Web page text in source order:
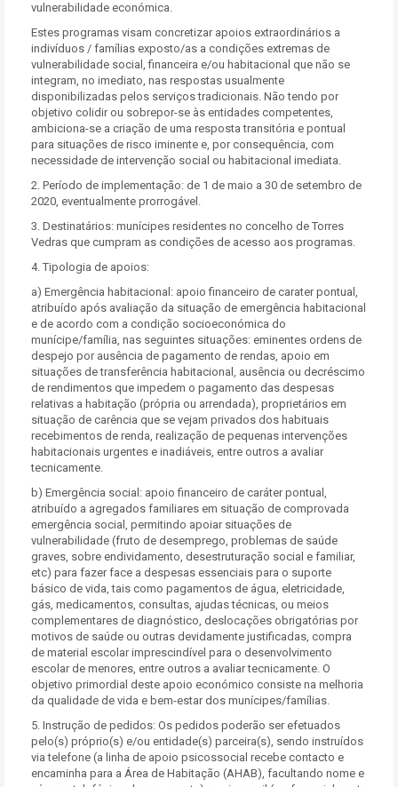
vulnerabilidade económica.
Estes programas visam concretizar apoios extraordinários a
indivíduos / famílias exposto/as a condições extremas de
vulnerabilidade social, financeira e/ou habitacional que não se
integram, no imediato, nas respostas usualmente
disponibilizadas pelos serviços tradicionais. Não tendo por
objetivo colidir ou sobrepor-se às entidades competentes,
ambiciona-se a criação de uma resposta transitória e pontual
para situações de risco iminente e, por consequência, com
necessidade de intervenção social ou habitacional imediata.
2. Período de implementação: de 1 de maio a 30 de setembro de
2020, eventualmente prorrogável.
3. Destinatários: munícipes residentes no concelho de Torres
Vedras que cumpram as condições de acesso aos programas.
4. Tipologia de apoios:
a) Emergência habitacional: apoio financeiro de carater pontual,
atribuído após avaliação da situação de emergência habitacional
e de acordo com a condição socioeconómica do
munícipe/família, nas seguintes situações: eminentes ordens de
despejo por ausência de pagamento de rendas, apoio em
situações de transferência habitacional, ausência ou decréscimo
de rendimentos que impedem o pagamento das despesas
relativas a habitação (própria ou arrendada), proprietários em
situação de carência que se vejam privados dos habituais
recebimentos de renda, realização de pequenas intervenções
habitacionais urgentes e inadiáveis, entre outros a avaliar
tecnicamente.
b) Emergência social: apoio financeiro de caráter pontual,
atribuído a agregados familiares em situação de comprovada
emergência social, permitindo apoiar situações de
vulnerabilidade (fruto de desemprego, problemas de saúde
graves, sobre endividamento, desestruturação social e familiar,
etc) para fazer face a despesas essenciais para o suporte
básico de vida, tais como pagamentos de água, eletricidade,
gás, medicamentos, consultas, ajudas técnicas, ou meios
complementares de diagnóstico, deslocações obrigatórias por
motivos de saúde ou outras devidamente justificadas, compra
de material escolar imprescindível para o desenvolvimento
escolar de menores, entre outros a avaliar tecnicamente. O
objetivo primordial deste apoio económico consiste na melhoria
da qualidade de vida e bem-estar dos munícipes/famílias.
5. Instrução de pedidos: Os pedidos poderão ser efetuados
pelo(s) próprio(s) e/ou entidade(s) parceira(s), sendo instruídos
via telefone (a linha de apoio psicossocial recebe contacto e
encaminha para a Área de Habitação (AHAB), facultando nome e